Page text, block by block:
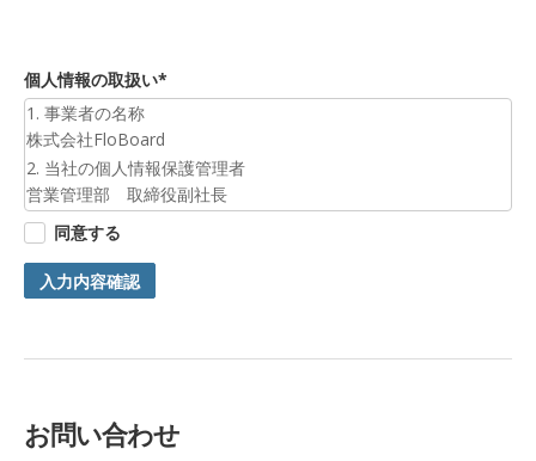
個人情報の取扱い*
1. 事業者の名称
株式会社FloBoard
2. 当社の個人情報保護管理者
営業管理部 取締役副社長
3. 個人情報の利用目的
お預かりした個人情報は、お問合せへの対応のために利用いた
します。
4. 第三者提供について
ご入力頂く個人情報は第三者に提供しません。
正・追加・削除、利用の停止または消去、第三者への提供の停
同意する
入力内容確認
お問い合わせ